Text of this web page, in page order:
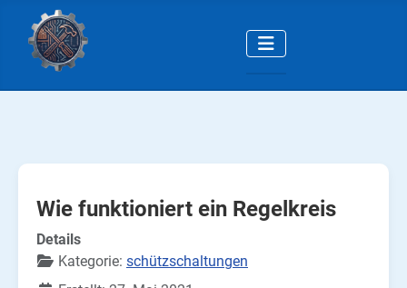
Wie funktioniert ein Regelkreis
Details
Kategorie: schützschaltungen